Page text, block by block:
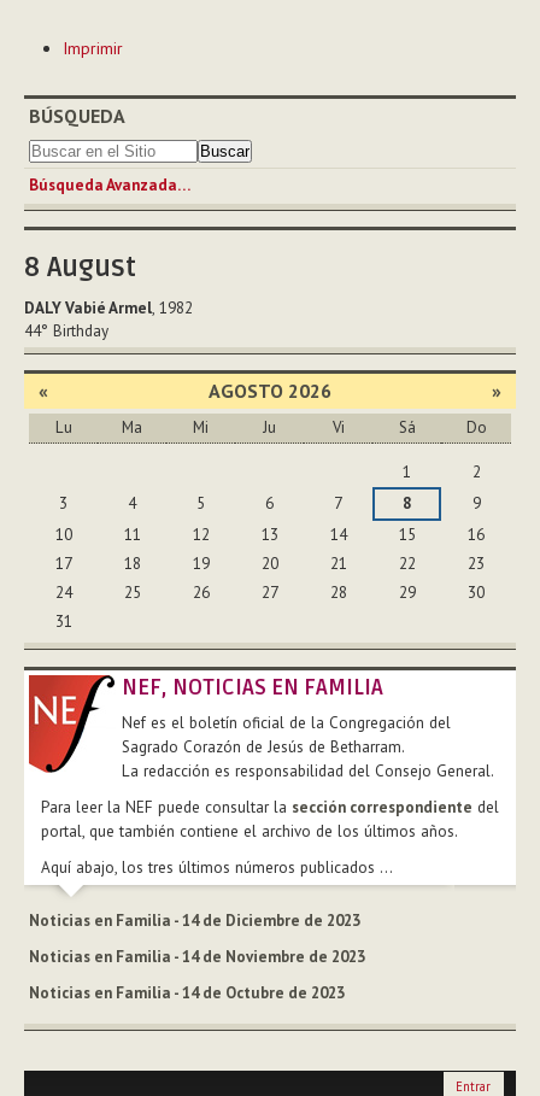
de
Imprimir
BÚSQUEDA
Búsqueda Avanzada…
8 August
DALY Vabié Armel, 1982
44° Birthday
« AGOSTO 2026 »
Lu Ma Mi Ju Vi Sá Do
1
2
3
4 5 6 7 8
9
10
11 12 13 14 15
16
17
18 19 20 21 22
23
24
25 26 27 28 29
30
31
NEF, NOTICIAS EN FAMILIA
Nef es el boletín oficial de la Congregación del
Sagrado Corazón de Jesús de Betharram.
La redacción es responsabilidad del Consejo General.
Para leer la NEF puede consultar la sección correspondiente del
portal, que también contiene el archivo de los últimos años.
Aquí abajo, los tres últimos números publicados ...
Noticias en Familia - 14 de Diciembre de 2023
Noticias en Familia - 14 de Noviembre de 2023
Noticias en Familia - 14 de Octubre de 2023
Entrar